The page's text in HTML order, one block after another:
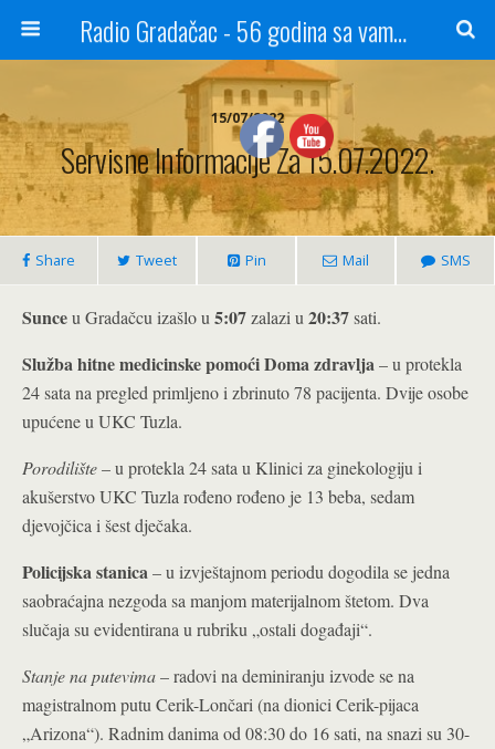
Radio Gradačac - 56 godina sa vama...
15/07/2022
Servisne Informacije Za 15.07.2022.
Share Tweet Pin Mail SMS
Sunceu Gradačcu izašlo u 5:07zalazi u 20:37sati.
Služba hitne medicinske pomoći Doma zdravlja– u protekla
24 sata na pregled primljeno i zbrinuto 78 pacijenta. Dvije osobe
upućene u UKC Tuzla.
Porodilište– u protekla 24 sata u Klinici za ginekologiju i
akušerstvo UKC Tuzla rođeno rođeno je 13 beba, sedam
djevojčica i šest dječaka.
Policijska stanica– u izvještajnom periodu dogodila se jedna
saobraćajna nezgoda sa manjom materijalnom štetom. Dva
slučaja su evidentirana u rubriku „ostali događaji“.
Stanje na putevima– radovi na deminiranju izvode se na
magistralnom putu Cerik-Lončari (na dionici Cerik-pijaca
„Arizona“). Radnim danima od 08:30 do 16 sati, na snazi su 30-